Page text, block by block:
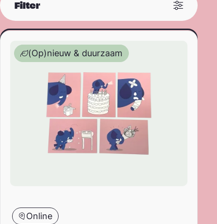
Filter
Sorteren op
Filter op prijs
Ansichtkaartenset Tutu – 6 stuks
Online
(Op)nieuw & duurzaam